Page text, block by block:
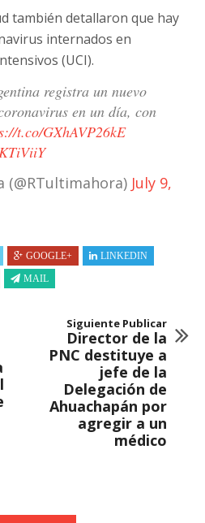
también detallaron que hay
internados en
(UCI).
registra un nuevo
en un día, con
t.co/GXhAVP26kE
July 9,
GOOGLE+
LINKEDIN
MAIL
Siguiente Publicar
Director de la
PNC destituye a
jefe de la
Delegación de
Ahuachapán por
agregir a un
médico